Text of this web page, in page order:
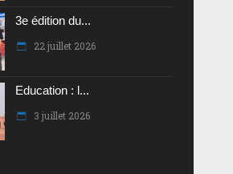
3e édition du...
22 juillet 2026
Education : l...
3 juillet 2026